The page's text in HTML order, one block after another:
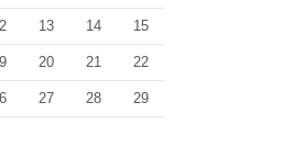
13 14 15
20 21 22
27 28 29